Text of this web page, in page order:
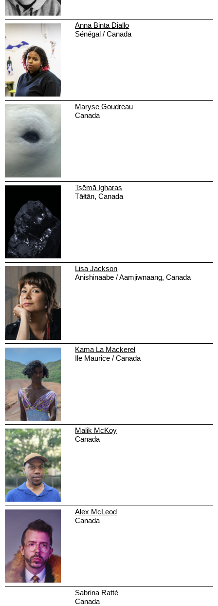
Anna Binta Diallo
Sénégal / Canada
Maryse Goudreau
Canada
Ts̱ēmā Igharas
Tāłtān, Canada
Lisa Jackson
Anishinaabe / Aamjiwnaang, Canada
Kama La Mackerel
Ile Maurice / Canada
Malik McKoy
Canada
Alex McLeod
Canada
Sabrina Ratté
Canada